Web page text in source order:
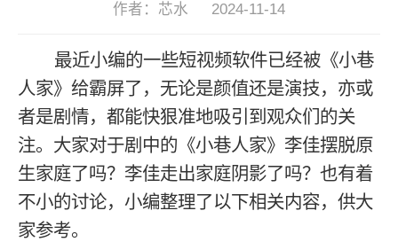
作者：芯水 2024-11-14
最近小编的一些短视频软件已经被《小巷
人家》给霸屏了，无论是颜值还是演技，亦或
者是剧情，都能快狠准地吸引到观众们的关
注。大家对于剧中的《小巷人家》李佳摆脱原
生家庭了吗？李佳走出家庭阴影了吗？也有着
不小的讨论，小编整理了以下相关内容，供大
家参考。